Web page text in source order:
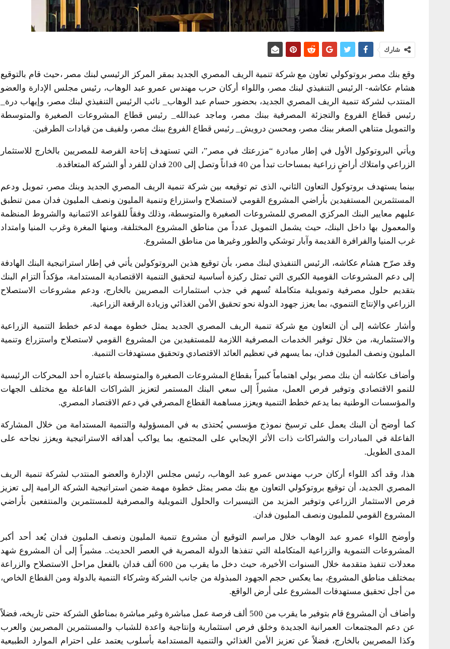
شارك
وقع بنك مصر بروتوكولي تعاون مع شركة تنمية الريف المصري الجديد بمقر المركز الرئيسي لبنك مصر ،حيث قام بالتوقيع
هشام عكاشه- الرئيس التنفيذي لبنك مصر، واللواء أركان حرب مهندس عمرو عبد الوهاب، رئيس مجلس الإدارة والعضو
المنتدب لشركة تنمية الريف المصري الجديد، بحضور حسام عبد الوهاب_ نائب الرئيس التنفيذي لبنك مصر، وإيهاب درة_
رئيس قطاع الفروع والتجزئة المصرفية ببنك مصر، وماجد عبدالله_ رئيس قطاع المشروعات الصغيرة والمتوسطة
والتمويل متناهي الصغر ببنك مصر، ومحسن درويش_ رئيس قطاع الفروع ببنك مصر، ولفيف من قيادات الطرفين.
ويأتي البروتوكول الأول في إطار مبادرة “مزرعتك في مصر”، التي تستهدف إتاحة الفرصة للمصريين بالخارج للاستثمار
الزراعي وامتلاك أراضٍ زراعية بمساحات تبدأ من 40 فداناً وتصل إلى 200 فدان للفرد أو الشركة المتعاقدة.
بينما يستهدف بروتوكول التعاون الثاني، الذى تم توقيعه بين شركة تنمية الريف المصري الجديد وبنك مصر، تمويل ودعم
المستثمرين المستفيدين بأراضي المشروع القومي لاستصلاح واستزراع وتنمية المليون ونصف المليون فدان ممن تنطبق
عليهم معايير البنك المركزي المصري للمشروعات الصغيرة والمتوسطة، وذلك وفقاً للقواعد الائتمانية والشروط المنظمة
والمعمول بها داخل البنك، حيث يشمل التمويل عدداً من مناطق المشروع المختلفة، ومنها المغرة وغرب المنيا وامتداد
غرب المنيا والفرافرة القديمة وآبار توشكي والطور وغيرها من مناطق المشروع.
وقد صرّح هشام عكاشه، الرئيس التنفيذي لبنك مصر، بأن توقيع هذين البروتوكولين يأتي في إطار استراتيجية البنك الهادفة
إلى دعم المشروعات القومية الكبرى التي تمثل ركيزة أساسية لتحقيق التنمية الاقتصادية المستدامة، مؤكداً التزام البنك
بتقديم حلول مصرفية وتمويلية متكاملة تُسهم في جذب استثمارات المصريين بالخارج، ودعم مشروعات الاستصلاح
الزراعي والإنتاج التنموي، بما يعزز جهود الدولة نحو تحقيق الأمن الغذائي وزيادة الرقعة الزراعية.
وأشار عكاشه إلى أن التعاون مع شركة تنمية الريف المصري الجديد يمثل خطوة مهمة لدعم خطط التنمية الزراعية
والاستثمارية، من خلال توفير الخدمات المصرفية اللازمة للمستفيدين من المشروع القومي لاستصلاح واستزراع وتنمية
المليون ونصف المليون فدان، بما يسهم في تعظيم العائد الاقتصادي وتحقيق مستهدفات التنمية.
وأضاف عكاشه أن بنك مصر يولي اهتماماً كبيراً بقطاع المشروعات الصغيرة والمتوسطة باعتباره أحد المحركات الرئيسية
للنمو الاقتصادي وتوفير فرص العمل، مشيراً إلى سعي البنك المستمر لتعزيز الشراكات الفاعلة مع مختلف الجهات
والمؤسسات الوطنية بما يدعم خطط التنمية ويعزز مساهمة القطاع المصرفي في دعم الاقتصاد المصري.
كما أوضح أن البنك يعمل على ترسيخ نموذج مؤسسي يُحتذى به في المسؤولية والتنمية المستدامة من خلال المشاركة
الفاعلة في المبادرات والشراكات ذات الأثر الإيجابي على المجتمع، بما يواكب أهدافه الاستراتيجية ويعزز نجاحه على
المدى الطويل.
هذا، وقد أكد اللواء أركان حرب مهندس عمرو عبد الوهاب، رئيس مجلس الإدارة والعضو المنتدب لشركة تنمية الريف
المصري الجديد، أن توقيع بروتوكولي التعاون مع بنك مصر يمثل خطوة مهمة ضمن استراتيجية الشركة الرامية إلى تعزيز
فرص الاستثمار الزراعي وتوفير المزيد من التيسيرات والحلول التمويلية والمصرفية للمستثمرين والمنتفعين بأراضي
المشروع القومي للمليون ونصف المليون فدان.
وأوضح اللواء عمرو عبد الوهاب خلال مراسم التوقيع أن مشروع تنمية المليون ونصف المليون فدان يُعد أحد أكبر
المشروعات التنموية والزراعية المتكاملة التي تنفذها الدولة المصرية في العصر الحديث.. مشيراً إلى أن المشروع شهد
معدلات تنفيذ متقدمة خلال السنوات الأخيرة، حيث دخل ما يقرب من 600 ألف فدان بالفعل مراحل الاستصلاح والزراعة
بمختلف مناطق المشروع، بما يعكس حجم الجهود المبذولة من جانب الشركة وشركاء التنمية بالدولة ومن القطاع الخاص،
من أجل تحقيق مستهدفات المشروع على أرض الواقع.
وأضاف أن المشروع قام بتوفير ما يقرب من 500 ألف فرصة عمل مباشرة وغير مباشرة بمناطق الشركة حتى تاريخه، فضلاً
عن دعم المجتمعات العمرانية الجديدة وخلق فرص استثمارية وإنتاجية واعدة للشباب والمستثمرين المصريين والعرب
وكذا المصريين بالخارج، فضلاً عن تعزيز الأمن الغذائي والتنمية المستدامة بأسلوب يعتمد على احترام الموارد الطبيعية